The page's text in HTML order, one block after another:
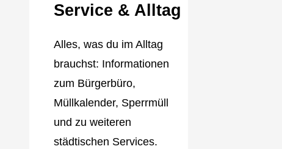
Service & Alltag
Alles, was du im Alltag
brauchst: Informationen
zum Bürgerbüro,
Müllkalender, Sperrmüll
und zu weiteren
städtischen Services.